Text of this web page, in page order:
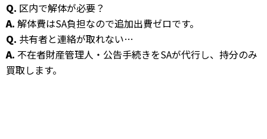
Q. 区内で解体が必要？
A. 解体費はSA負担なので追加出費ゼロです。
Q. 共有者と連絡が取れない…
A. 不在者財産管理人・公告手続きをSAが代行し、持分のみ
買取します。